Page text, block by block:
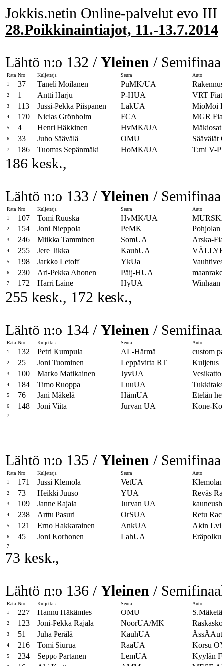
Jokkis.netin Online-palvelut evo III
28.Poikkinaintiajot, 11.-13.7.2014
Lähtö n:o 132 / Yleinen /
Rata Nro Kuljettaja Seura
Auto
1
37 Taneli Moilanen PuMK/UA
2 1 Antti Harju P-HUA VRT Fiat
3 113 Jussi-Pekka Piispanen LakUA MioMoi
4 170 Niclas Grönholm FCA MGR
5 4 Henri Häkkinen HvMK/UA
6 33 Juho Säävälä OMU
7 186 Tuomas Sepänmäki HoMK/UA T:mi V-P
186 kesk.,
Lähtö n:o 133 / Yleinen /
Rata Nro Kuljettaja Seura
Auto
1
107 Tomi Ruuska HvMK/UA
2 154 Joni Nieppola PeMK
3 246 Miikka Tamminen SomUA Arska-
4 255 Jere Tikka KauhUA
5 198 Jarkko Letoff YkUa
6 230 Ari-Pekka Ahonen Päij-HUA
7 172 Harri Laine HyUA Winhaan
255 kesk., 172 kesk.,
Lähtö n:o 134 / Yleinen /
Rata Nro Kuljettaja Seura
Auto
1
132 Petri Kumpula AL-Härmä custom
2 25 Joni Tuominen Leppävirta RT Kuljetus
3 100 Marko Matikainen JyvUA
4 184 Timo Ruoppa LuuUA
5 76 Jani Mäkelä HämUA Etelän
6 148 Joni Viita Jurvan UA Kone-
7
Lähtö n:o 135 / Yleinen /
Rata Nro Kuljettaja Seura
Auto
1
171 Jussi Klemola VetUA
2 73 Heikki Juuso YUA Reväs
3 109 Janne Rajala Jurvan UA
4 238 Arttu Pasuri OrSUA Retu
5 121 Erno Hakkarainen AnkUA Akin Lvi
6 45 Joni Korhonen LahUA
7
73 kesk.,
Lähtö n:o 136 / Yleinen /
Rata Nro Kuljettaja Seura
Auto
1
227 Hannu Häkämies OMU
2 123 Joni-Pekka Rajala NoorUA/MK
3 51 Juha Perälä KauhUA
4 216 Tomi Siurua RaaUA Korsu
5 234 Seppo Partanen LemUA Kyylän